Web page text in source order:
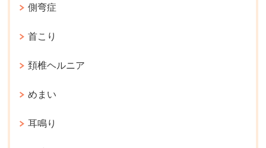
側弯症
首こり
頚椎ヘルニア
めまい
耳鳴り